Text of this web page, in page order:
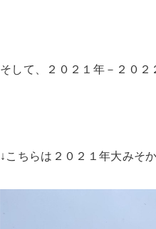
そして、２０２１年－２０２
↓こちらは２０２１年大みそ